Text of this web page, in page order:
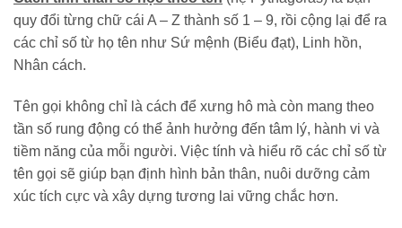
quy đổi từng chữ cái A – Z thành số 1 – 9, rồi cộng lại để ra
các chỉ số từ họ tên như Sứ mệnh (Biểu đạt), Linh hồn,
Nhân cách.
Tên gọi không chỉ là cách để xưng hô mà còn mang theo
tần số rung động có thể ảnh hưởng đến tâm lý, hành vi và
tiềm năng của mỗi người. Việc tính và hiểu rõ các chỉ số từ
tên gọi sẽ giúp bạn định hình bản thân, nuôi dưỡng cảm
xúc tích cực và xây dựng tương lai vững chắc hơn.